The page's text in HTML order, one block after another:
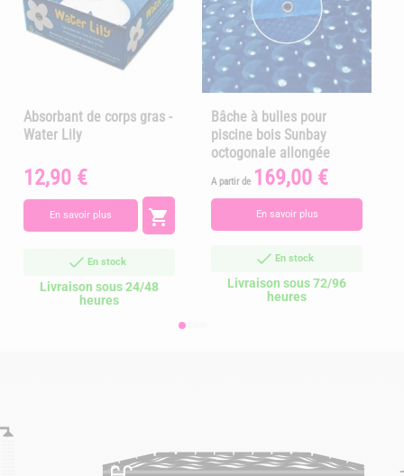
Absorbant de corps gras -
Water Lily
Prix
12,90 €
En savoir plus 
En stock
Livraison sous 24/48
heures
Bâche à bulles pour
piscine bois Sunbay
octogonale allongée
A partir de Prix
169,00 €
En savoir plus
En stock
Livraison sous 72/96
heures